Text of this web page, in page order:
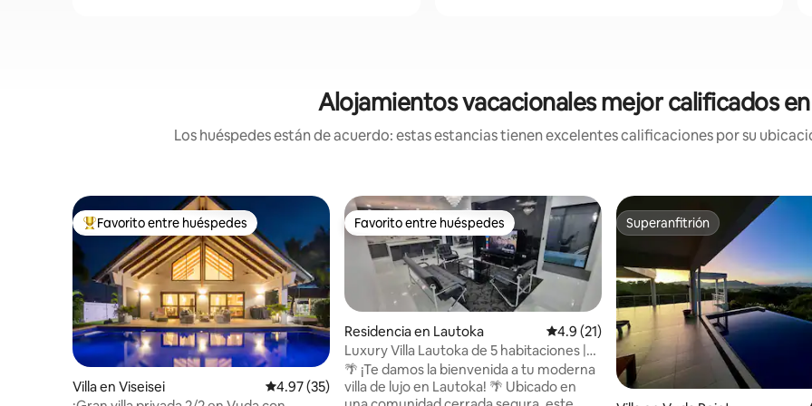
Alojamientos vacacionales mejor calificados
Los huéspedes están de acuerdo: estas estancias tienen excelentes calificaciones por su
De los mejores en Favorito entre huéspedes
Favorito entre huéspedes
Villa en Viseisei Calificación promedio: 4.97 de 5; 35 evaluaciones
4.97 (35)
Favorito entre huéspedes
Favorito entre huéspedes
Residencia en Lautoka Calificación promedio: 4.9 de 5; 21
4.9 (21)
Luxury Villa Lautoka de 5 habitaciones |
Piscina | Aire acondicionado | Portón
🌴 ¡Te damos la bienvenida a tu moderna
villa de lujo en Lautoka! 🌴 Ubicado en
Superanfitrión
Superanfitrión